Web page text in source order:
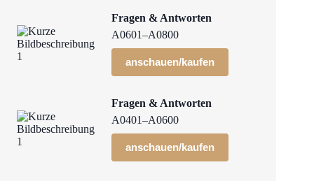
Fragen & Antworten
A0601–A0800
anschauen/kaufen
Fragen & Antworten
A0401–A0600
anschauen/kaufen